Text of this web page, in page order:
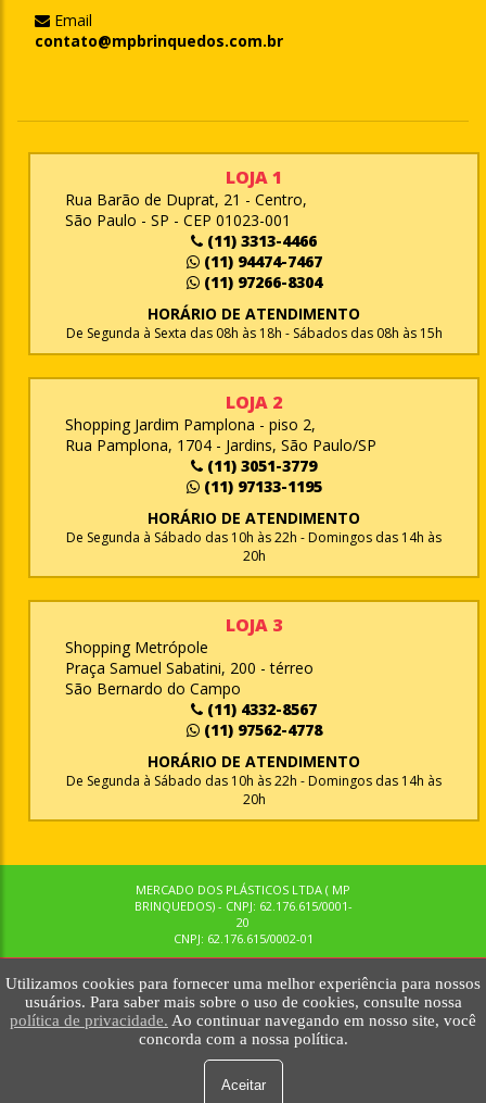
Utilizamos cookies para fornecer uma melhor experiência para nossos
usuários. Para saber mais sobre o uso de cookies, consulte nossa
política de privacidade. Ao continuar navegando em nosso site, você
concorda com a nossa política.
Aceitar
Email
contato@mpbrinquedos.com.br
LOJA 1
Rua Barão de Duprat, 21 - Centro,
São Paulo - SP - CEP 01023-001
(11) 3313-4466
(11) 94474-7467
(11) 97266-8304
HORÁRIO DE ATENDIMENTO
De Segunda à Sexta das 08h às 18h - Sábados das 08h às 15h
LOJA 2
Shopping Jardim Pamplona - piso 2,
Rua Pamplona, 1704 - Jardins, São Paulo/SP
(11) 3051-3779
(11) 97133-1195
HORÁRIO DE ATENDIMENTO
De Segunda à Sábado das 10h às 22h - Domingos das 14h às
20h
LOJA 3
Shopping Metrópole
Praça Samuel Sabatini, 200 - térreo
São Bernardo do Campo
(11) 4332-8567
(11) 97562-4778
HORÁRIO DE ATENDIMENTO
De Segunda à Sábado das 10h às 22h - Domingos das 14h às
20h
MERCADO DOS PLÁSTICOS LTDA ( MP
BRINQUEDOS) - CNPJ: 62.176.615/0001-
20
CNPJ: 62.176.615/0002-01
© MPBRINQUEDOS. TODOS OS DIREITOS RESERVADOS. MKTNOW